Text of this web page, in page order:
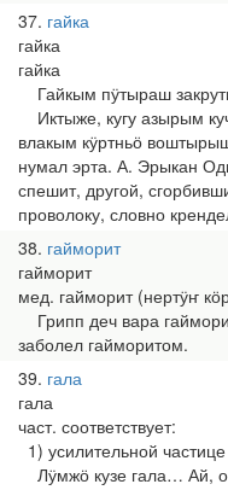
37 гайка
гайка
гайка
Гайкым пӱтыраш
Иктыже, кугу азырым
влакым кӱртньӧ
нумал эрта. А. Эрыкан
спешит, другой,
проволоку, словно
38 гайморит
гайморит
мед. гайморит (нертӱҥ
Грипп деч вара
заболел гайморитом.
39 гала
гала
част. соответствует:
1) усилительной
Лӱмжӧ кузе гала… Ай,